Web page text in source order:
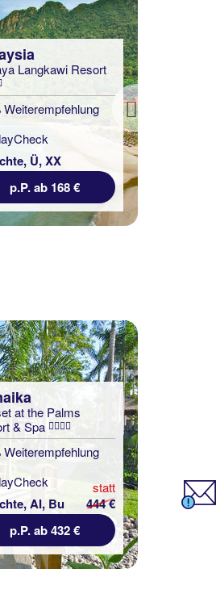
Next
at the Palms
& Spa
Weiterempfehlung
AI, Bu
statt
444 €
p.P. ab 432 €
Elmau Luxury
Retreat & Cultural